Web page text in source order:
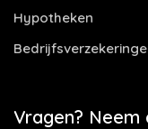
Hypotheken
Vragen?